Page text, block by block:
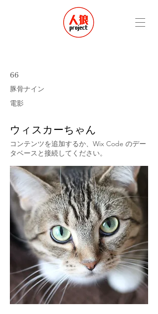
66
豚骨ナイン
電影
ウィスカーちゃん
コンテンツを追加するか、Wix Code のデー
タベースと接続してください。